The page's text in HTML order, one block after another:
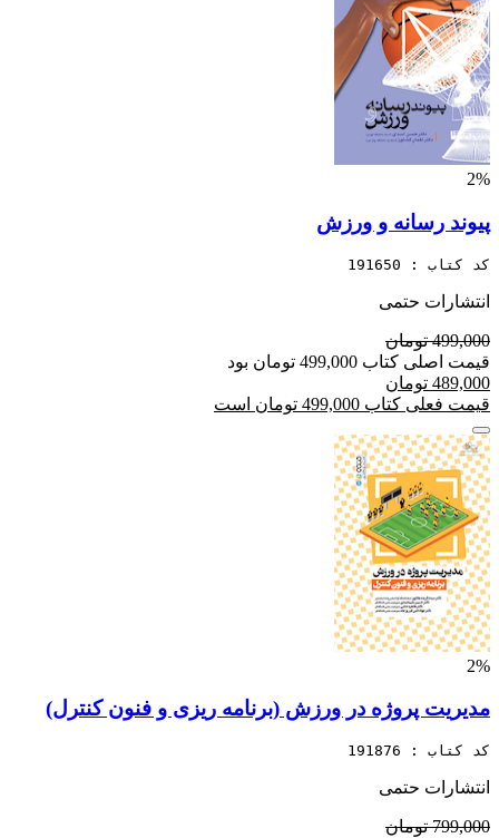
2%
پیوند رسانه و ورزش
کد کتاب : 191650
انتشارات حتمی
499,000 تومان
قیمت اصلی کتاب 499,000 تومان بود
489,000 تومان
قیمت فعلی کتاب 499,000 تومان است
2%
مدیریت پروژه در ورزش (برنامه ریزی و فنون کنترل)
کد کتاب : 191876
انتشارات حتمی
799,000 تومان